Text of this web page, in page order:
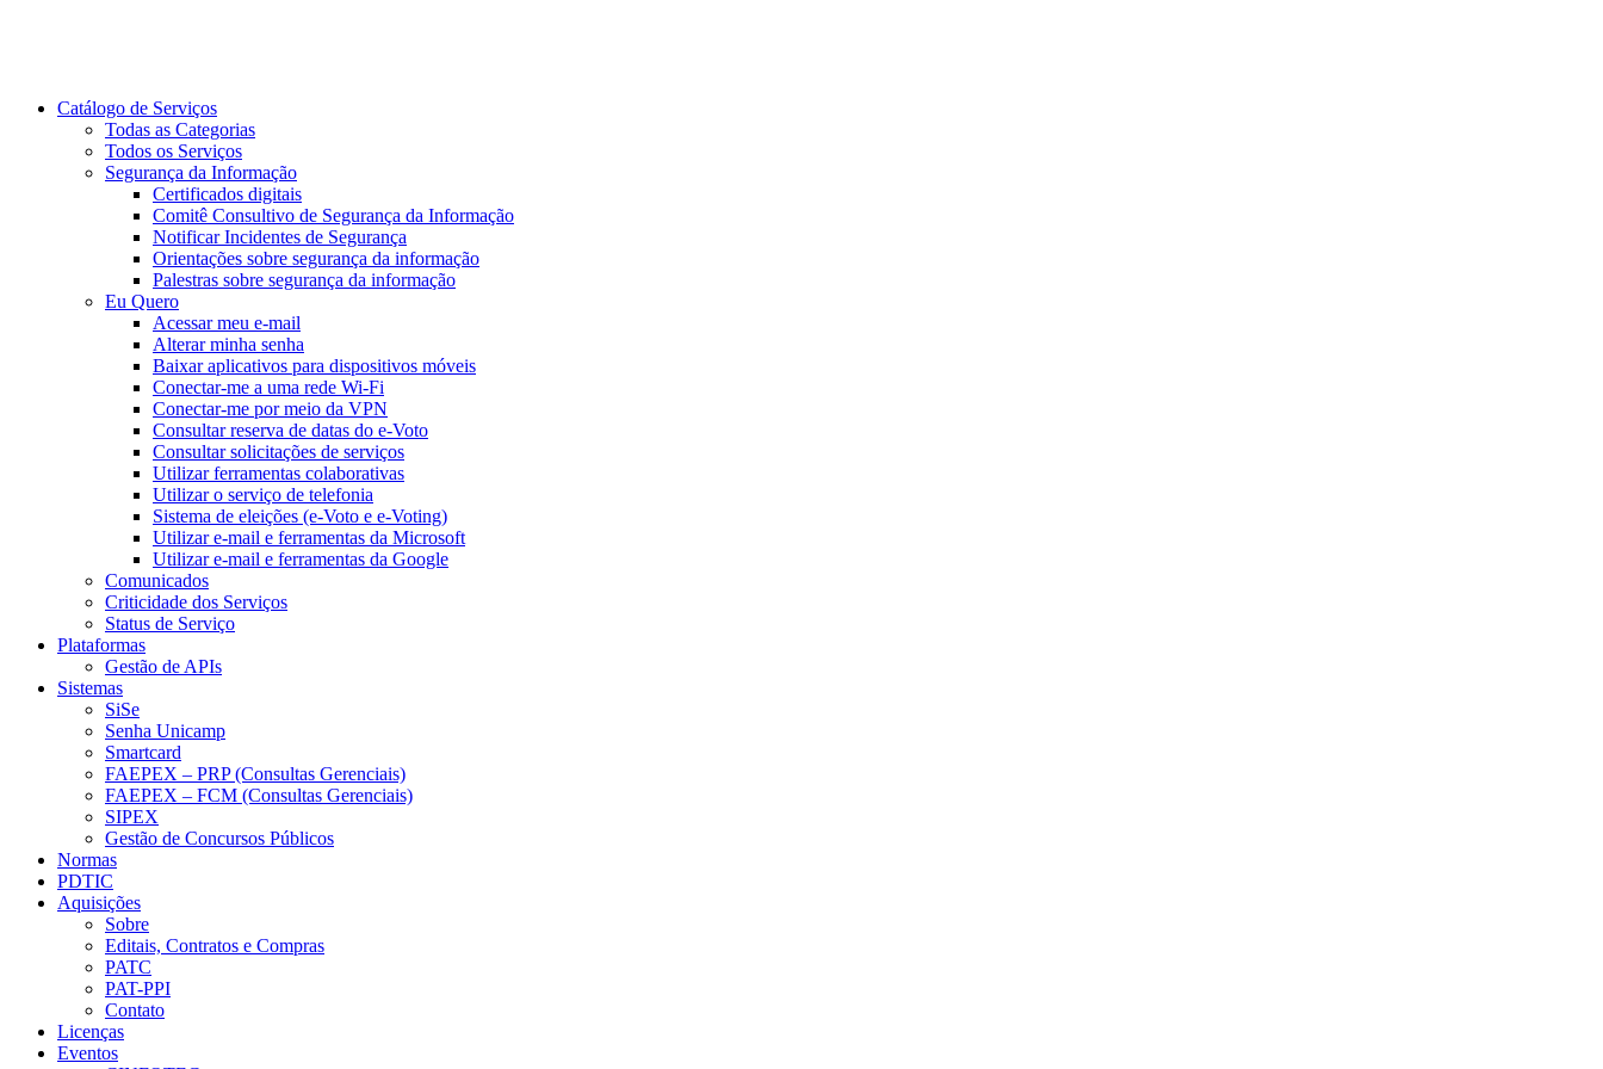
Catálogo de Serviços
Todas as Categorias
Todos os Serviços
Segurança da Informação
Certificados digitais
Comitê Consultivo de Segurança da Informação
Notificar Incidentes de Segurança
Orientações sobre segurança da informação
Palestras sobre segurança da informação
Eu Quero
Acessar meu e-mail
Alterar minha senha
Baixar aplicativos para dispositivos móveis
Conectar-me a uma rede Wi-Fi
Conectar-me por meio da VPN
Consultar reserva de datas do e-Voto
Consultar solicitações de serviços
Utilizar ferramentas colaborativas
Utilizar o serviço de telefonia
Sistema de eleições (e-Voto e e-Voting)
Utilizar e-mail e ferramentas da Microsoft
Utilizar e-mail e ferramentas da Google
Comunicados
Criticidade dos Serviços
Status de Serviço
Plataformas
Gestão de APIs
Sistemas
SiSe
Senha Unicamp
Smartcard
FAEPEX – PRP (Consultas Gerenciais)
FAEPEX – FCM (Consultas Gerenciais)
SIPEX
Gestão de Concursos Públicos
Normas
PDTIC
Aquisições
Sobre
Editais, Contratos e Compras
PATC
PAT-PPI
Contato
Licenças
Eventos